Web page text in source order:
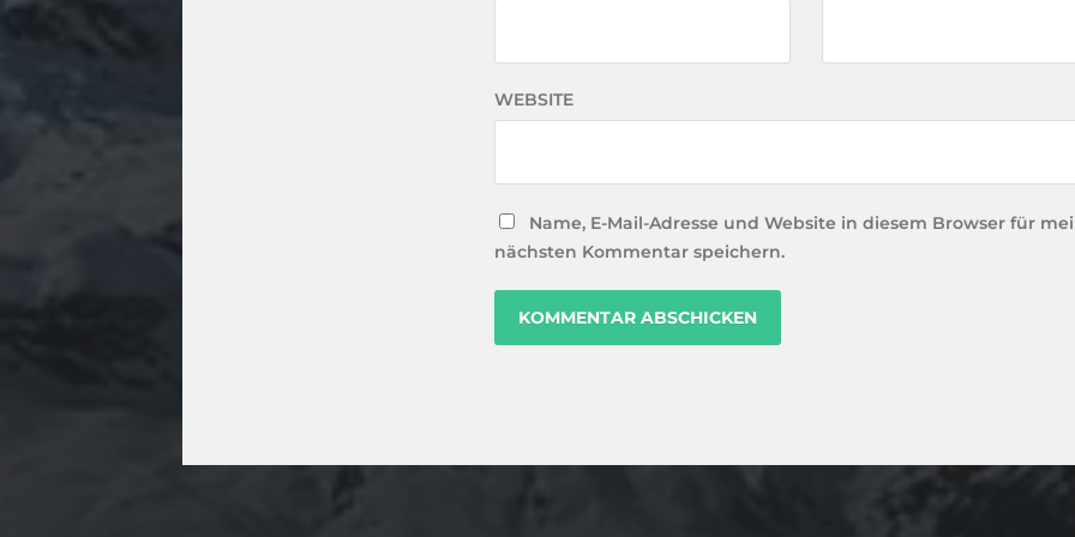
WEBSITE
Name, E-Mail-Adresse und Website in diesem Browser für
nächsten Kommentar speichern.